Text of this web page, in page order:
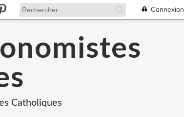
Connexion
Catholiques